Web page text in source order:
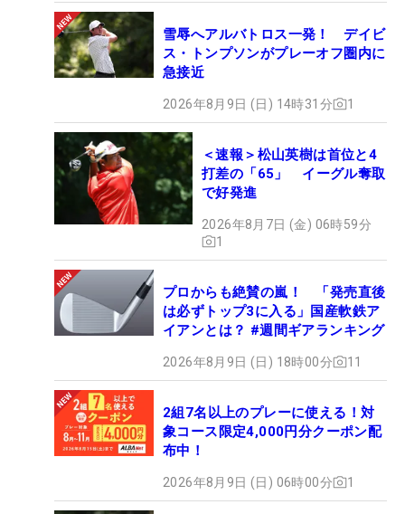
雪辱へアルバトロス一発！ デイビ
ス・トンプソンがプレーオフ圏内に
急接近
2026年8月9日 (日) 14時31分 1
＜速報＞松山英樹は首位と4
打差の「65」 イーグル奪取
で好発進
2026年8月7日 (金) 06時59分
1
プロからも絶賛の嵐！ 「発売直後
は必ずトップ3に入る」国産軟鉄ア
イアンとは？ #週間ギアランキング
2026年8月9日 (日) 18時00分 11
2組7名以上のプレーに使える！対
象コース限定4,000円分クーポン配
布中！
2026年8月9日 (日) 06時00分 1